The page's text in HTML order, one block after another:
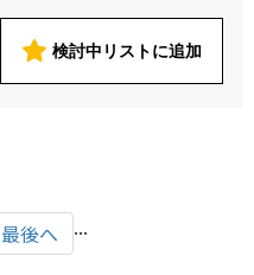
検討中リストに追加
...
最後へ